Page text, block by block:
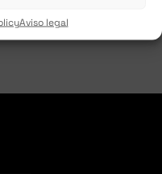
Aviso legal